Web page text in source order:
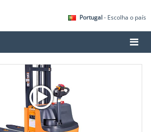
Portugal- Escolha o país